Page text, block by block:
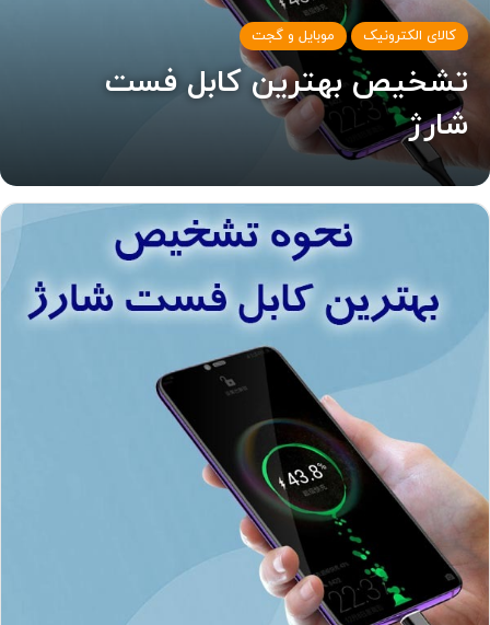
کالای الکترونیک موبایل و گجت
تشخیص بهترین کابل فست
شارژ